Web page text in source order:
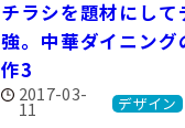
チラシを題材にし
強。中華ダイニング
作3
2017-03-
11 デザイン